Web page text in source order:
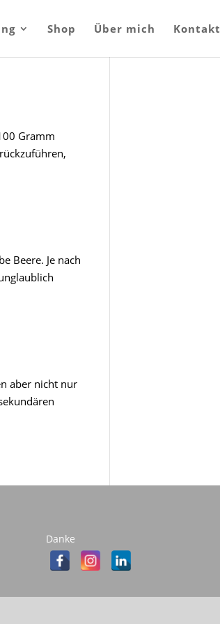
Shop Über mich Kontakt
Gramm
Beere. Je nach
aber nicht nur
Danke